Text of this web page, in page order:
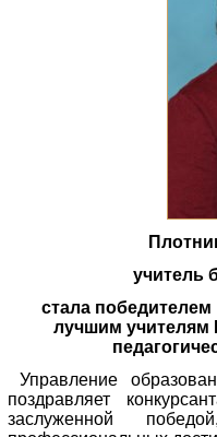
учитель
стала
лучшим учителям
Управление
поздравляет
заслуженной